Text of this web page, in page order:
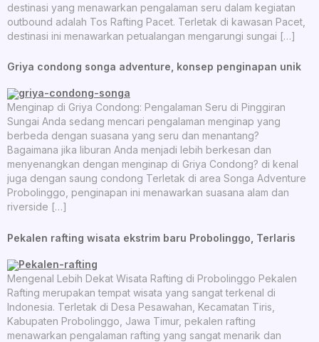
destinasi yang menawarkan pengalaman seru dalam kegiatan
outbound adalah Tos Rafting Pacet. Terletak di kawasan Pacet,
destinasi ini menawarkan petualangan mengarungi sungai […]
Griya condong songa adventure, konsep penginapan unik
Menginap di Griya Condong: Pengalaman Seru di Pinggiran
Sungai Anda sedang mencari pengalaman menginap yang
berbeda dengan suasana yang seru dan menantang?
Bagaimana jika liburan Anda menjadi lebih berkesan dan
menyenangkan dengan menginap di Griya Condong? di kenal
juga dengan saung condong Terletak di area Songa Adventure
Probolinggo, penginapan ini menawarkan suasana alam dan
riverside […]
Pekalen rafting wisata ekstrim baru Probolinggo, Terlaris
Mengenal Lebih Dekat Wisata Rafting di Probolinggo Pekalen
Rafting merupakan tempat wisata yang sangat terkenal di
Indonesia. Terletak di Desa Pesawahan, Kecamatan Tiris,
Kabupaten Probolinggo, Jawa Timur, pekalen rafting
menawarkan pengalaman rafting yang sangat menarik dan